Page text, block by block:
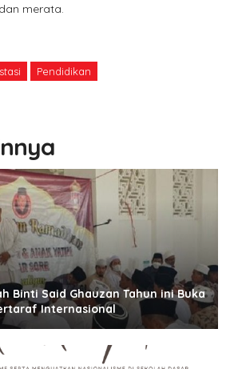
merata.
Pendidikan
Binti Said Ghauzan Tahun ini Buka
Internasional